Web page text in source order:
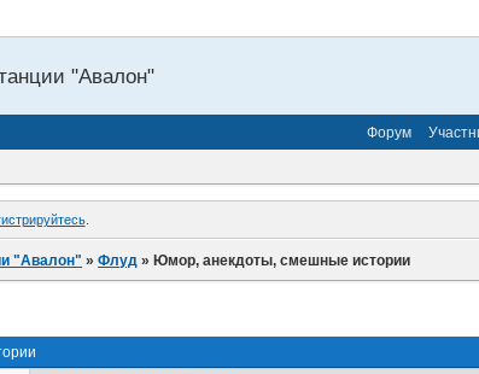
"Авалон"
Форум
.
"Авалон" »Флуд »Юмор, анекдоты, смешные истории